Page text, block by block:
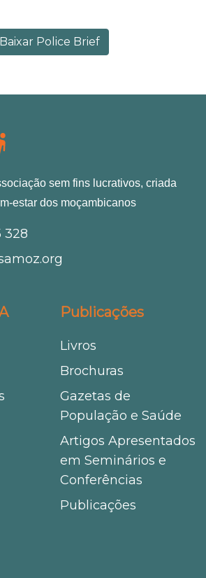
Baixar Police Brief
sem fins lucrativos, criada
estar dos moçambicanos
328
Publicações
Livros
Brochuras
Gazetas de
População e Saúde
Artigos Apresentados
em Seminários e
Conferências
Publicações